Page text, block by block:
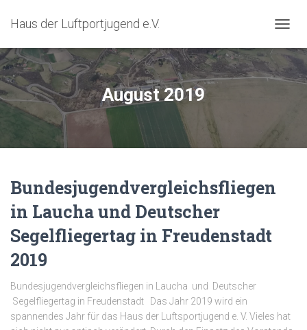
Haus der Luftportjugend e.V.
August 2019
Bundesjugendvergleichsfliegen
in Laucha und Deutscher
Segelfliegertag in Freudenstadt
2019
Bundesjugendvergleichsfliegen in Laucha und Deutscher
Segelfliegertag in Freudenstadt Das Jahr 2019 wird ein
spannendes Jahr für das Haus der Luftsportjugend e. V. Vieles hat